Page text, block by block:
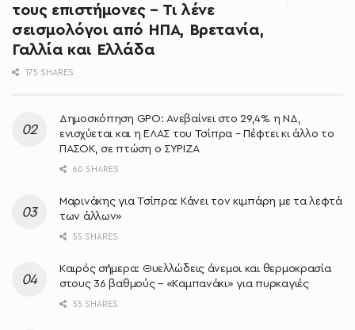
τους επιστήμονες – Τι λένε
σεισμολόγοι από ΗΠΑ, Βρετανία,
Γαλλία και Ελλάδα
175 SHARES
Δημοσκόπηση GPO: Ανεβαίνει στο 29,4% η ΝΔ,
ενισχύεται και η ΕΛΑΣ του Τσίπρα – Πέφτει κι άλλο το
ΠΑΣΟΚ, σε πτώση ο ΣΥΡΙΖΑ
60 SHARES
Μαρινάκης για Τσίπρα: Κάνει τον κιμπάρη με τα λεφτά
των άλλων»
55 SHARES
Καιρός σήμερα: Θυελλώδεις άνεμοι και θερμοκρασία
στους 36 βαθμούς – «Καμπανάκι» για πυρκαγιές
55 SHARES